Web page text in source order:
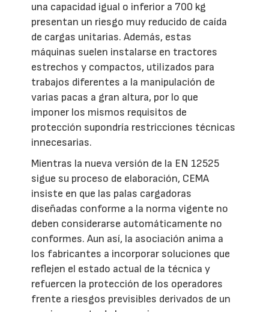
una capacidad igual o inferior a 700 kg
presentan un riesgo muy reducido de caída
de cargas unitarias. Además, estas
máquinas suelen instalarse en tractores
estrechos y compactos, utilizados para
trabajos diferentes a la manipulación de
varias pacas a gran altura, por lo que
imponer los mismos requisitos de
protección supondría restricciones técnicas
innecesarias.
Mientras la nueva versión de la EN 12525
sigue su proceso de elaboración, CEMA
insiste en que las palas cargadoras
diseñadas conforme a la norma vigente no
deben considerarse automáticamente no
conformes. Aun así, la asociación anima a
los fabricantes a incorporar soluciones que
reflejen el estado actual de la técnica y
refuercen la protección de los operadores
frente a riesgos previsibles derivados de un